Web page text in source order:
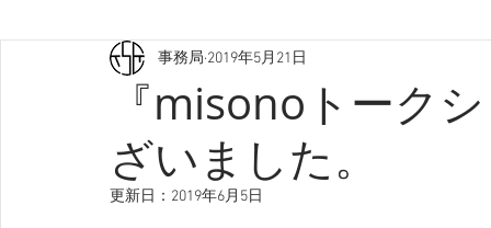
お知らせ イベントプロデュース
『misonoトーク
ざいました。
事務局 2019年5月21日
更新日： 2019年6月5日